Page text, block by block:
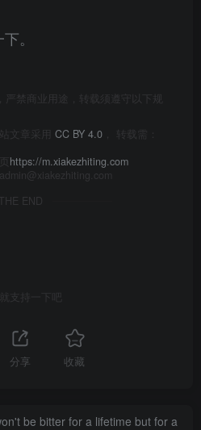
。
严禁商业用途，转载须遵守以下规
文章采用 CC BY 4.0 ， 转载需：
https://m.xiakezhiting.com
THE END
就支持一下吧
分享 收藏
be bitter for a lifetime but for a